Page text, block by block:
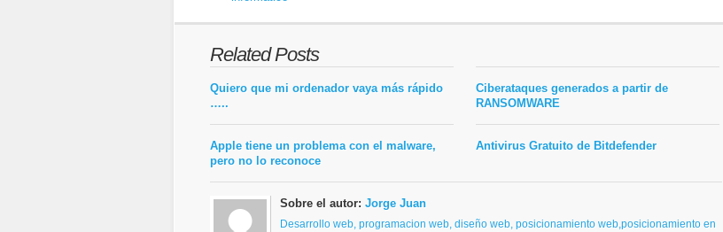
Related Posts
Quiero que mi ordenador vaya más rápido
…..
Ciberataques generados a partir de
RANSOMWARE
Apple tiene un problema con el malware,
pero no lo reconoce
Antivirus Gratuito de Bitdefender
Sobre el autor: Jorge Juan
Desarrollo web, programacion web, diseño web, posicionamiento web,posicionamiento en